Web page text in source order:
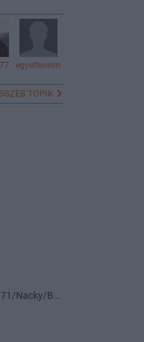
egyetleneim
TOPIK